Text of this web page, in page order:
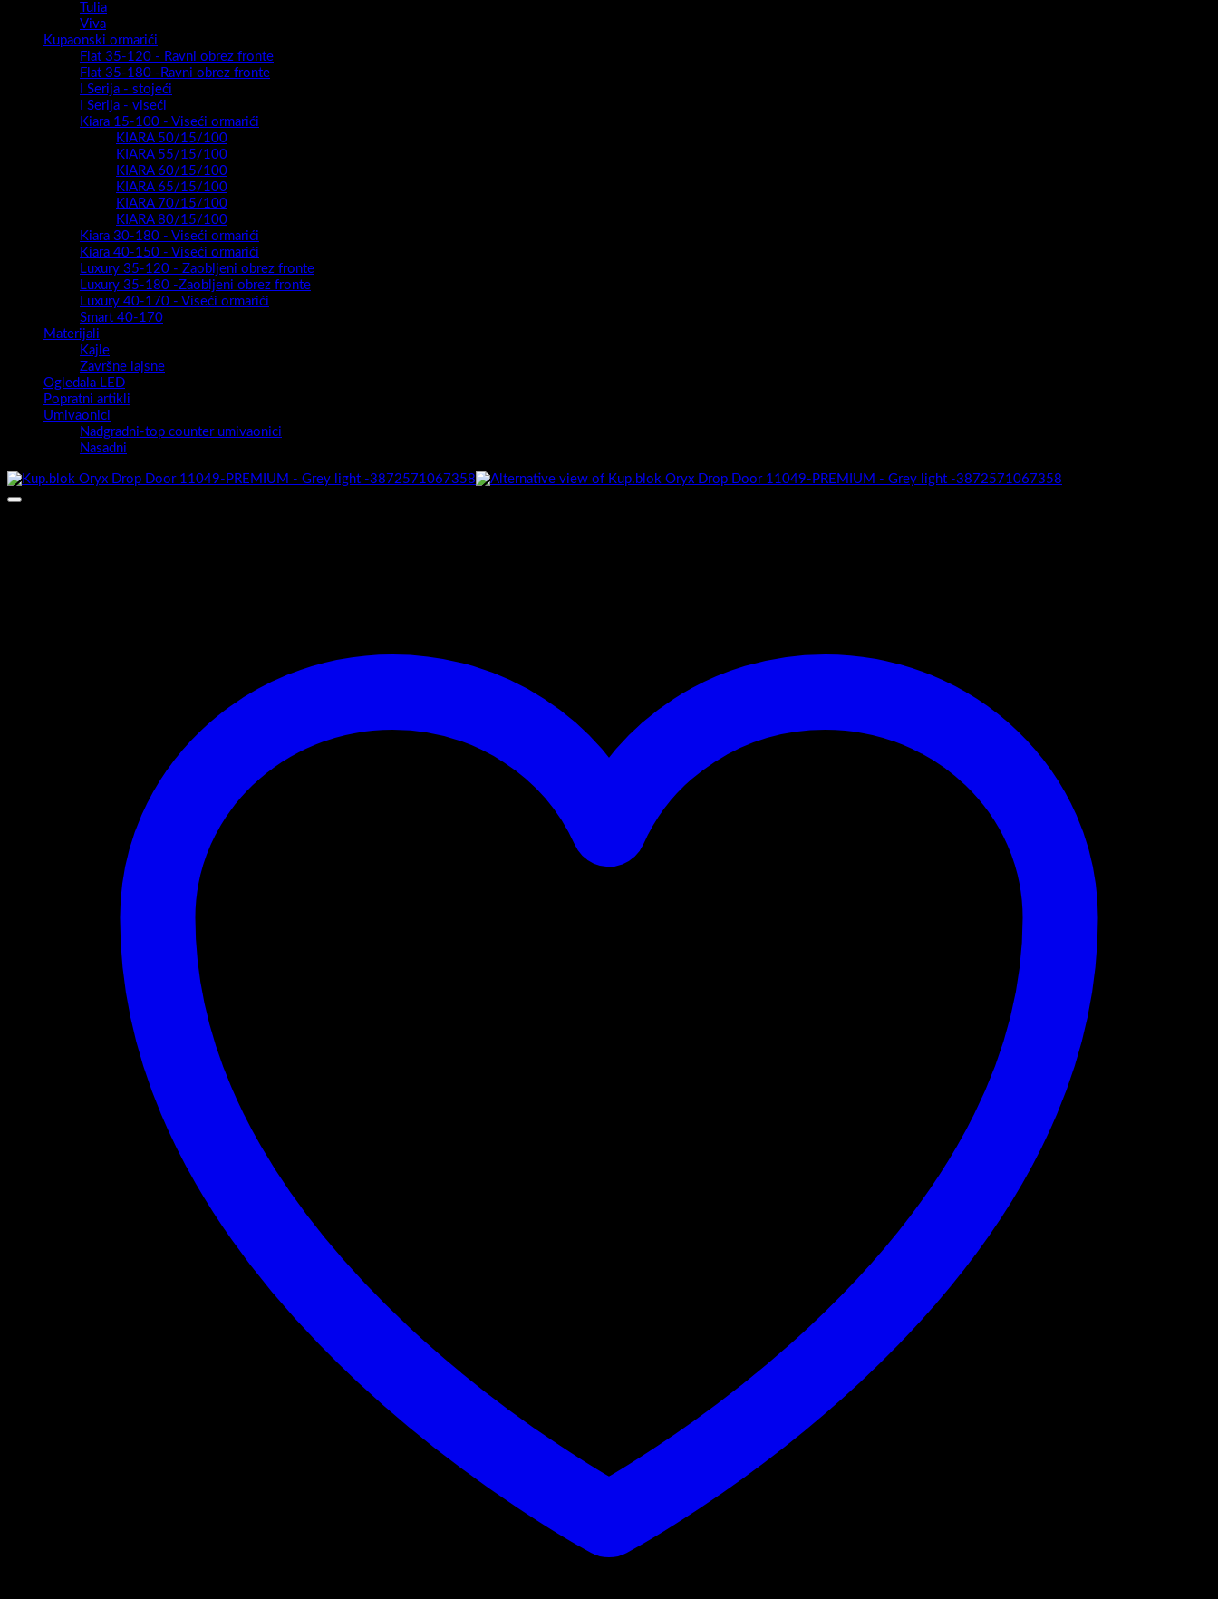
Tulia
Viva
Kupaonski ormarići
Flat 35-120 - Ravni obrez fronte
Flat 35-180 -Ravni obrez fronte
I Serija - stojeći
I Serija - viseći
Kiara 15-100 - Viseći ormarići
KIARA 50/15/100
KIARA 55/15/100
KIARA 60/15/100
KIARA 65/15/100
KIARA 70/15/100
KIARA 80/15/100
Kiara 30-180 - Viseći ormarići
Kiara 40-150 - Viseći ormarići
Luxury 35-120 - Zaobljeni obrez fronte
Luxury 35-180 -Zaobljeni obrez fronte
Luxury 40-170 - Viseći ormarići
Smart 40-170
Materijali
Kajle
Završne lajsne
Ogledala LED
Popratni artikli
Umivaonici
Nadgradni-top counter umivaonici
Nasadni